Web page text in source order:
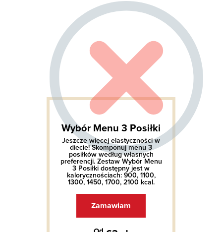
Wybór Menu 3 Posiłki
Jeszcze więcej elastyczności w
diecie! Skomponuj menu 3
posiłków według własnych
preferencji. Zestaw Wybór Menu
3 Posiłki dostępny jest w
kalorycznościach: 900, 1100,
1300, 1450, 1700, 2100 kcal.
Zamawiam